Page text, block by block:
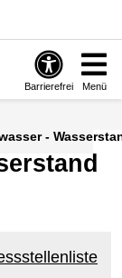
Barrierefrei Menü
-